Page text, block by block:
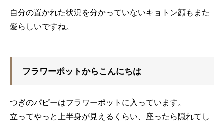
自分の置かれた状況を分かっていないキョトン顔もまた
愛らしいですね。
フラワーポットからこんにちは
つぎのパピーはフラワーポットに入っています。
立ってやっと上半身が見えるくらい、座ったら隠れてし